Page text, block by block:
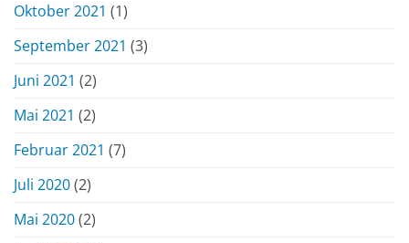
Oktober 2021 (1)
September 2021 (3)
Juni 2021 (2)
Mai 2021 (2)
Februar 2021 (7)
Juli 2020(2)
Mai 2020(2)